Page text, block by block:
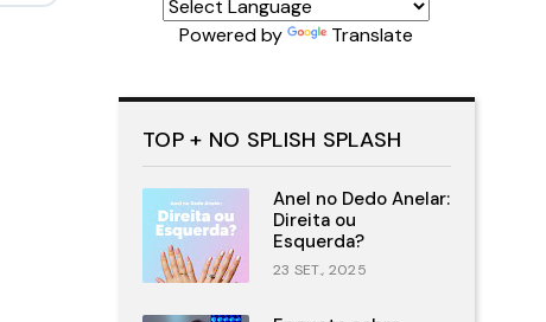
Powered by Translate
TOP + NO SPLISH SPLASH
Anel no Dedo Anelar:
Direita ou
Esquerda?
23 SET., 2025